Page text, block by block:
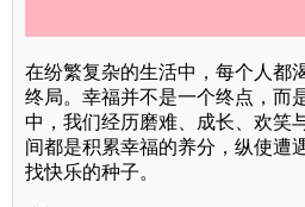
在纷繁复杂的生活中，每个人都
终局。幸福并不是一个终点，而
中，我们经历磨难、成长、欢笑
间都是积累幸福的养分，纵使遭
找快乐的种子。